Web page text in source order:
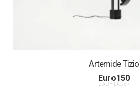
Artemide Tizio
Euro150
2 AUF LAGER